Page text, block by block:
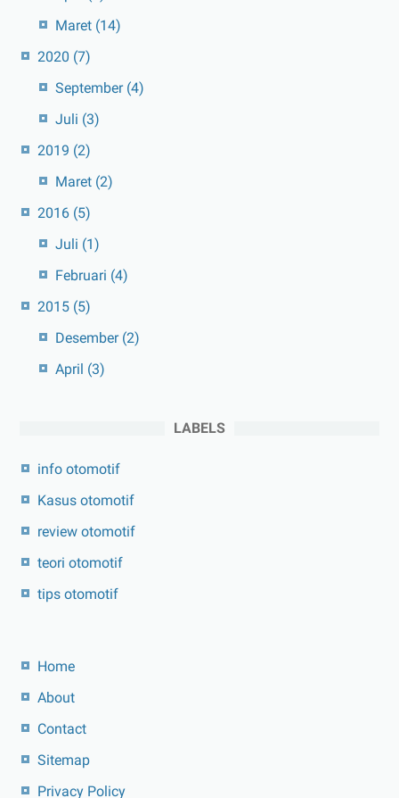
Maret (14)
2020 (7)
September (4)
Juli (3)
2019 (2)
Maret (2)
2016 (5)
Juli (1)
Februari (4)
2015 (5)
Desember (2)
April (3)
LABELS
info otomotif
Kasus otomotif
review otomotif
teori otomotif
tips otomotif
Home
About
Contact
Sitemap
Privacy Policy